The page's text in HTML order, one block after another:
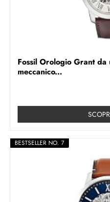
Fossil Orologio Grant da
meccanico...
BESTSELLER NO. 7